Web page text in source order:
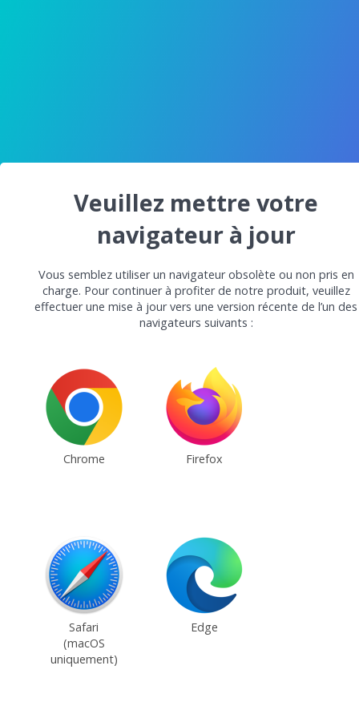
Veuillez mettre votre
navigateur à jour
Vous semblez utiliser un navigateur obsolète ou non pris en
charge. Pour continuer à profiter de notre produit, veuillez
effectuer une mise à jour vers une version récente de l’un des
navigateurs suivants :
Chrome Firefox
Safari
(macOS
uniquement)
Edge